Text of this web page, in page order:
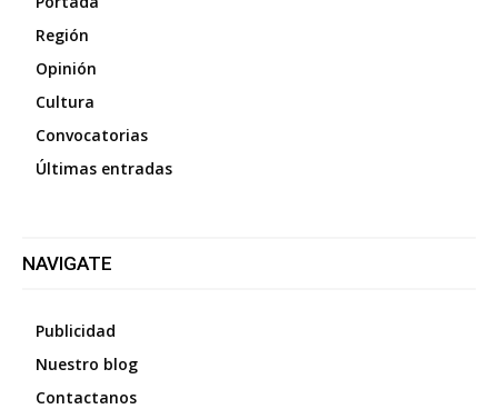
Región
Opinión
Cultura
Convocatorias
Últimas entradas
NAVIGATE
Publicidad
Nuestro blog
Contactanos